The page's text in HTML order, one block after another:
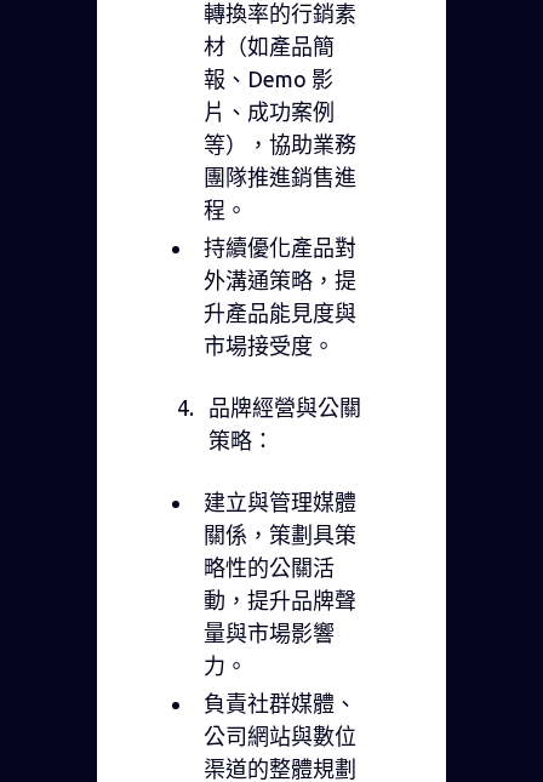
轉換率的行銷素
材（如產品簡
報、Demo 影
片、成功案例
等），協助業務
團隊推進銷售進
程。
持續優化產品對
外溝通策略，提
升產品能見度與
市場接受度。
品牌經營與公關
策略：
建立與管理媒體
關係，策劃具策
略性的公關活
動，提升品牌聲
量與市場影響
力。
負責社群媒體、
公司網站與數位
渠道的整體規劃